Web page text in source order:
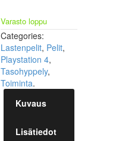
Varasto loppu
Categories:
Lastenpelit, Pelit,
Playstation 4,
Tasohyppely,
Toiminta.
Kuvaus
Lisätiedot